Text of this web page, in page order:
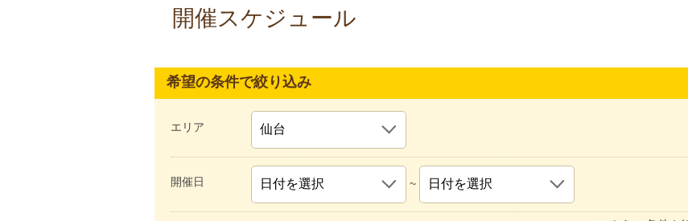
開催スケジュール
希望の条件で絞り込み
エリア
開催日 ~